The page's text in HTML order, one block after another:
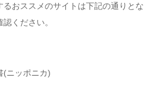
るおススメのサイトは下記の通りとな
ください。
ニッポニカ)